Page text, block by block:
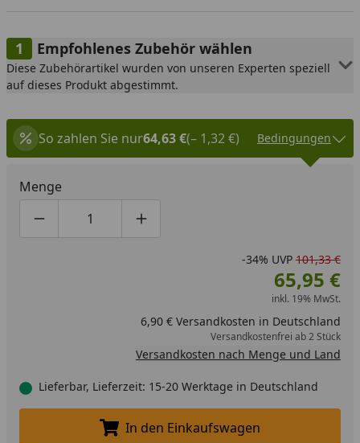
Empfohlenes Zubehör wählen
Diese Zubehörartikel wurden von unseren Experten speziell
auf dieses Produkt abgestimmt.
So zahlen Sie nur64,63 €(– 1,32 €) Bedingungen
Menge
Produktmenge um eins verringern
Produktmenge manuell eingeben
Produktmenge um eins erhöhen
-34% UVP 101,33 €
65,95 €
inkl. 19% MwSt.
6,90 € Versandkosten in Deutschland
Versandkostenfrei ab 2 Stück
Versandkosten nach Menge und Land
Lieferbar, Lieferzeit: 15-20 Werktage in Deutschland
In den Einkaufswagen legen
In den Einkaufswagen